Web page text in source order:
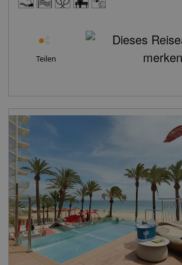
Person/Tag für alle anderen Unterkünfte
Die ausgewiesenen Preise sind
verstehen sich zzgl. der gesetzlichen
Kinder unter 16 Jahren sind von der
einigen unserer Hotels bieten wir
Sonderpreisen mit bestimmten
Ausstattung der Zimmer unterscheidet
innerhalb der gebuchten
Doppelzimmer Senioren Meerblick =
Meerblick).Doppelzimmer für Senioren
ausschließlich für Reiseteilnehmer ab
buchbar. Beide Reisende, die das
belegen, müssen diese Altersvorgabe
erfüllen.Doppelzimmer Honeymoon
Frischvermählte buchbar, die
Eheschließung anreisen. Beim Check-
eine Kopie der Heiratsurkunde
Teilen